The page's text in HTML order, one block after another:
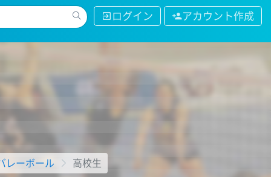
ログイン アカウント作成
レーボール 高校生